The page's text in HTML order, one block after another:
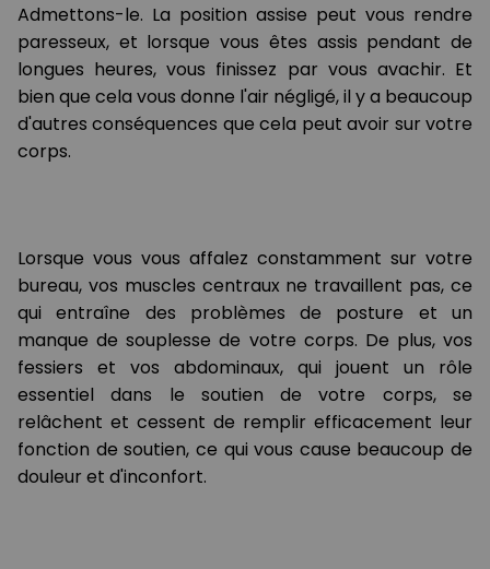
Admettons-le. La position assise peut vous rendre
paresseux, et lorsque vous êtes assis pendant de
longues heures, vous finissez par vous avachir. Et
bien que cela vous donne l'air négligé, il y a beaucoup
d'autres conséquences que cela peut avoir sur votre
corps.
Lorsque vous vous affalez constamment sur votre
bureau, vos muscles centraux ne travaillent pas, ce
qui entraîne des problèmes de posture et un
manque de souplesse de votre corps. De plus, vos
fessiers et vos abdominaux, qui jouent un rôle
essentiel dans le soutien de votre corps, se
relâchent et cessent de remplir efficacement leur
fonction de soutien, ce qui vous cause beaucoup de
douleur et d'inconfort.